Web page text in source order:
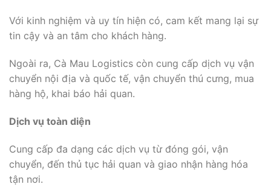
Với kinh nghiệm và uy tín hiện có, cam kết mang lại sự
tin cậy và an tâm cho khách hàng.
Ngoài ra, Cà Mau Logistics còn cung cấp dịch vụ vận
chuyển nội địa và quốc tế, vận chuyển thú cưng, mua
hàng hộ, khai báo hải quan.
Dịch vụ toàn diện
Cung cấp đa dạng các dịch vụ từ đóng gói, vận
chuyển, đến thủ tục hải quan và giao nhận hàng hóa
tận nơi.